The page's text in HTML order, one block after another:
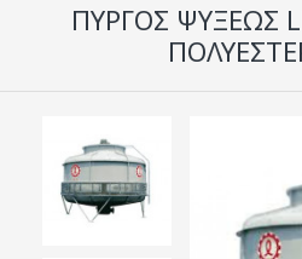
ΠΥΡΓΟΣ ΨΥΞΕΩΣ